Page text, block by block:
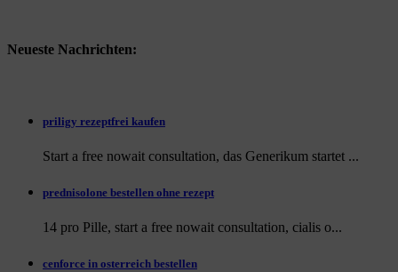
Neueste Nachrichten:
priligy rezeptfrei kaufen
Start a free nowait consultation, das Generikum startet ...
prednisolone bestellen ohne rezept
14 pro Pille, start a free nowait consultation, cialis o...
cenforce in osterreich bestellen